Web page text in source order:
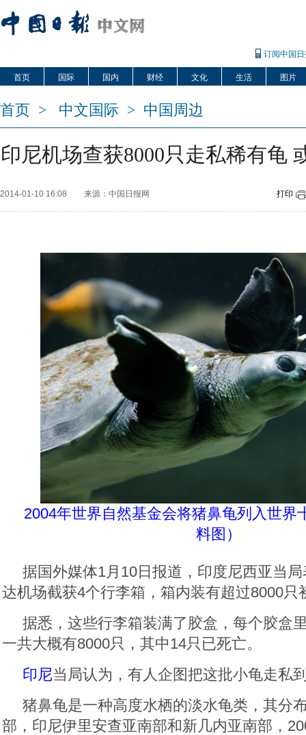
订阅中国
首页 国际 国内 财经 文化 生活 图片
首页 > 中文国际 > 中国周边
印尼机场查获8000只走私稀有龟
2014-01-10 16:08 来源：中国日报网 打印
2004年世界自然基金会将猪鼻龟列入世界
料图）
据国外媒体1月10日报道，印度尼西亚当
达机场截获4个行李箱，箱内装有超过8000只
据悉，这些行李箱装满了胶盒，每个胶盒
一共大概有8000只，其中14只已死亡。
印尼当局认为，有人企图把这批小龟走私
猪鼻龟是一种高度水栖的淡水龟类，其分
部，印尼伊里安查亚南部和新几内亚南部，